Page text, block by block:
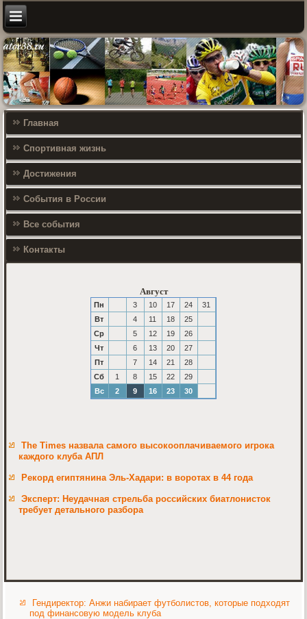
Главная
Спортивная жизнь
Достижения
События в России
Все события
Контакты
Август
Пн 3 10 17 24
31
Вт
4 11 18
25
Ср
5 12 19
26
Чт
6 13 20
27
Пт
7 14 21
28
Сб
1 8 15 22
29
Вс
2 9 16 23 30
The Times назвала самого высокооплачиваемого игрока
каждого клуба АПЛ
Рекорд египтянина Эль-Хадари: в воротах в 44 года
Эксперт: Неудачная стрельба российских биатлонисток
требует детального разбора
Гендиректор: Анжи набирает футболистов, которые подходят
под финансовую модель клуба